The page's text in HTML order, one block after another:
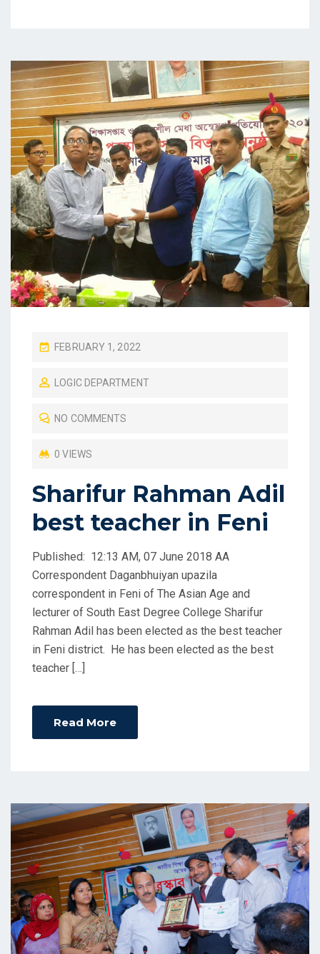
P
S
FEBRUARY 1, 2022
LOGIC DEPARTMENT
NO COMMENTS
0 VIEWS
Sharifur Rahman Adil
best teacher in Feni
Published: 12:13 AM, 07 June 2018 AA
Correspondent Daganbhuiyan upazila
correspondent in Feni of The Asian Age and
lecturer of South East Degree College Sharifur
Rahman Adil has been elected as the best teacher
in Feni district. He has been elected as the best
teacher […]
Read More